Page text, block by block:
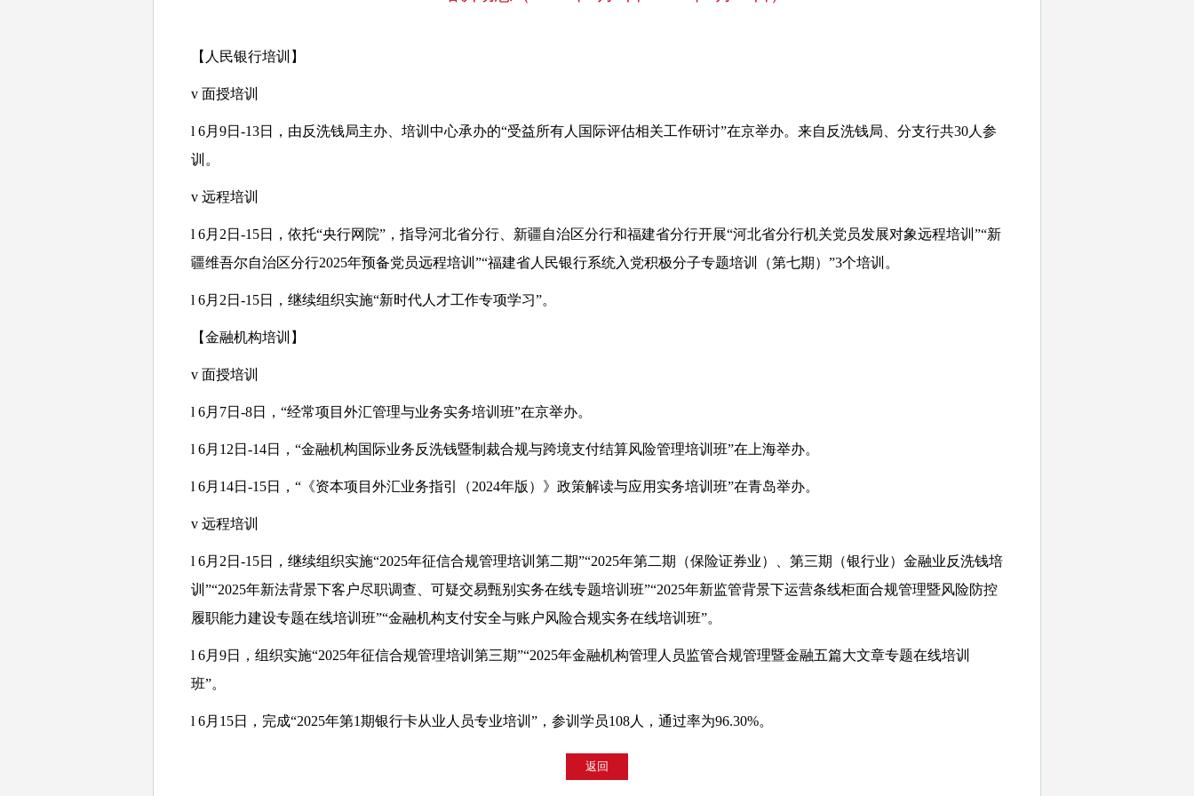
【人民银行培训】
v 面授培训
l 6月9日-13日，由反洗钱局主办、培训中心承办的“受益所有人国际评估相关工作研讨”在京举办。来自反洗钱局、分支行共30人参
训。
v 远程培训
l 6月2日-15日，依托“央行网院”，指导河北省分行、新疆自治区分行和福建省分行开展“河北省分行机关党员发展对象远程培训”“新
疆维吾尔自治区分行2025年预备党员远程培训”“福建省人民银行系统入党积极分子专题培训（第七期）”3个培训。
l 6月2日-15日，继续组织实施“新时代人才工作专项学习”。
【金融机构培训】
v 面授培训
l 6月7日-8日，“经常项目外汇管理与业务实务培训班”在京举办。
l 6月12日-14日，“金融机构国际业务反洗钱暨制裁合规与跨境支付结算风险管理培训班”在上海举办。
l 6月14日-15日，“《资本项目外汇业务指引（2024年版）》政策解读与应用实务培训班”在青岛举办。
v 远程培训
l 6月2日-15日，继续组织实施“2025年征信合规管理培训第二期”“2025年第二期（保险证券业）、第三期（银行业）金融业反洗钱培
训”“2025年新法背景下客户尽职调查、可疑交易甄别实务在线专题培训班”“2025年新监管背景下运营条线柜面合规管理暨风险防控
履职能力建设专题在线培训班”“金融机构支付安全与账户风险合规实务在线培训班”。
l 6月9日，组织实施“2025年征信合规管理培训第三期”“2025年金融机构管理人员监管合规管理暨金融五篇大文章专题在线培训
班”。
l 6月15日，完成“2025年第1期银行卡从业人员专业培训”，参训学员108人，通过率为96.30%。